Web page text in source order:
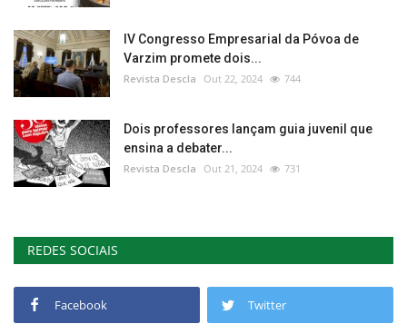
IV Congresso Empresarial da Póvoa de
Varzim promete dois...
Revista Descla Out 22, 2024 744
Dois professores lançam guia juvenil que
ensina a debater...
Revista Descla Out 21, 2024 731
REDES SOCIAIS
Facebook Twitter